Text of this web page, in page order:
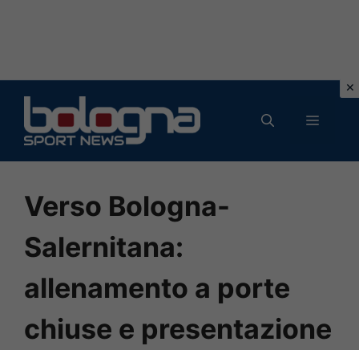
contenuto
MENU
Verso Bologna-
Salernitana:
allenamento a porte
chiuse e presentazione